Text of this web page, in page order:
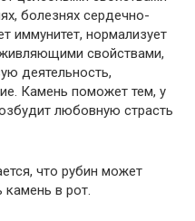
болезнях сердечно-
иммунитет, нормализует
свойствами,
деятельность,
Камень поможет тем, у
любовную страсть
что рубин может
в рот.